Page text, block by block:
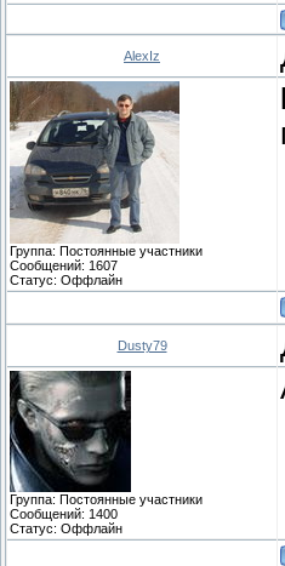
AlexIz
Группа: Постоянные участники
Сообщений: 1607
Статус: Оффлайн
Dusty79
Группа: Постоянные участники
Сообщений: 1400
Статус: Оффлайн